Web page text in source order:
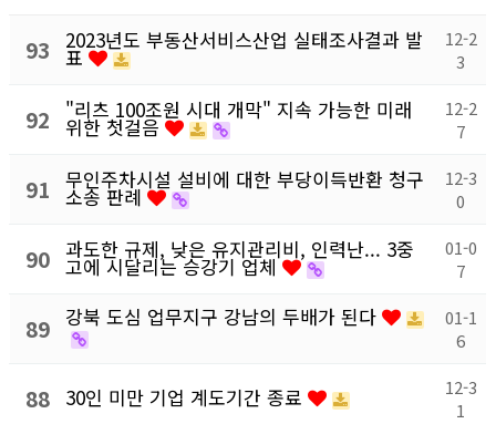
93 2023년도 부동산서비스산업 실태조사결과 발
표
12-2
3
92 "리츠 100조원 시대 개막" 지속 가능한 미래
위한 첫걸음
12-2
7
91 무인주차시설 설비에 대한 부당이득반환 청구
소송 판례
12-3
0
90 과도한 규제, 낮은 유지관리비, 인력난... 3중
고에 시달리는 승강기 업체
01-0
7
89 강북 도심 업무지구 강남의 두배가 된다
01-1
6
88 30인 미만 기업 계도기간 종료
12-3
1